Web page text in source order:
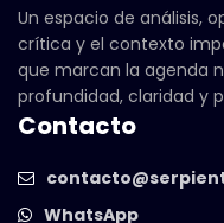
Un espacio de análisis,
crítica y el contexto
que marcan la agenda
profundidad, claridad y
Contacto
WhatsApp